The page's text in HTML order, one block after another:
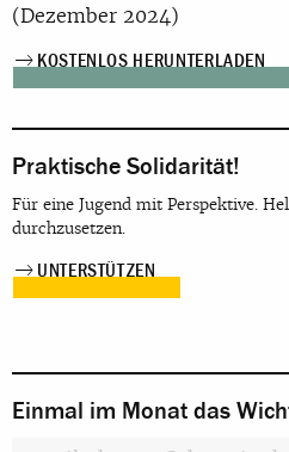
(Dezember 2024)
KOSTENLOS HERUNTERLADEN
Praktische Solidarität!
Für eine Jugend mit Perspektive.
durchzusetzen.
UNTERSTÜTZEN
Einmal im Monat das